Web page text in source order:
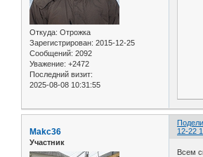
Откуда: Отрожка
Зарегистрирован: 2015-12-25
Сообщений: 2092
Уважение: +2472
Последний визит:
2025-08-08 10:31:55
12-22
Makc36
Участник
Всем